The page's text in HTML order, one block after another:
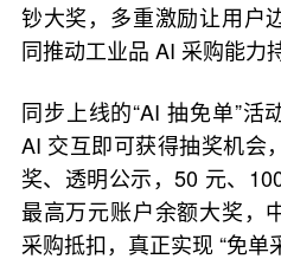
钞大奖，多重激励让用户
同推动工业品 AI 采购能力
同步上线的“AI 抽免单”活
AI 交互即可获得抽奖机会
奖、透明公示，50 元、
最高万元账户余额大奖，
采购抵扣，真正实现 “免单